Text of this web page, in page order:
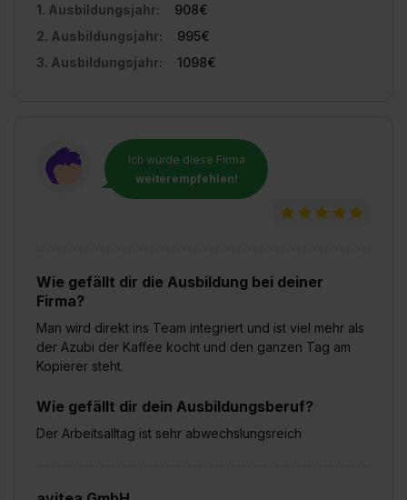
1. Ausbildungsjahr:
908€
2. Ausbildungsjahr:
995€
3. Ausbildungsjahr:
1098€
Ich würde diese Firma
weiterempfehlen!
Wie gefällt dir die Ausbildung bei deiner
Firma?
Man wird direkt ins Team integriert und ist viel mehr als
der Azubi der Kaffee kocht und den ganzen Tag am
Kopierer steht.
Wie gefällt dir dein Ausbildungsberuf?
Der Arbeitsalltag ist sehr abwechslungsreich